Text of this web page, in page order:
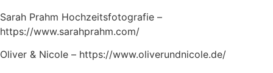
Sarah Prahm Hochzeitsfotografie –
https://www.sarahprahm.com/
Oliver & Nicole – https://www.oliverundnicole.de/